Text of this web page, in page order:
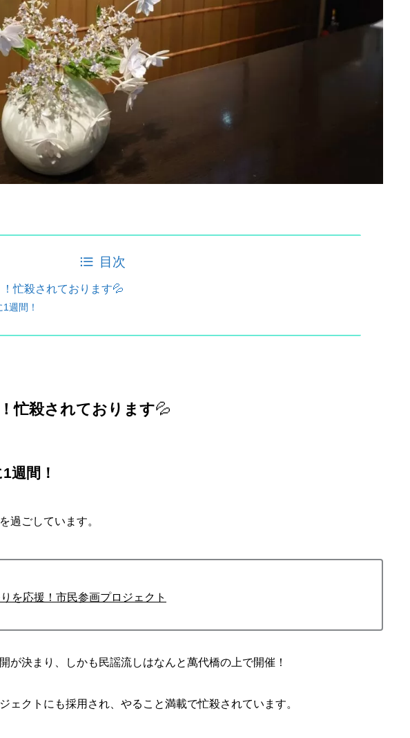
目次
忙殺されております💦
週間！
忙殺されております💦
週間！
過ごしています。
を応援！市民参画プロジェクト
が決まり、しかも民謡流しはなんと萬代橋の上で開催！
ェクトにも採用され、やること満載で忙殺されています。